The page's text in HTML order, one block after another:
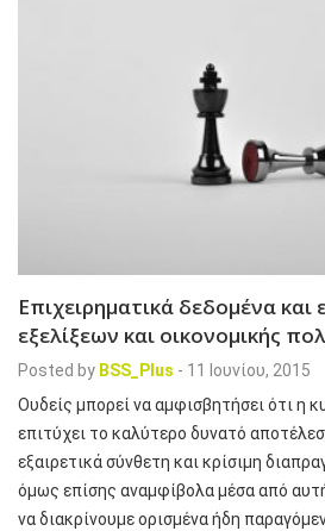
Επιχειρηματικά δεδομένα και
εξελίξεων και οικονομικής
Posted by BSS_Plus - 11 Ιουνίου, 2015
Ουδείς μπορεί να αμφισβητήσει ότι η
επιτύχει το καλύτερο δυνατό
εξαιρετικά σύνθετη και κρίσιμη
όμως επίσης αναμφίβολα μέσα από
να διακρίνουμε ορισμένα ήδη